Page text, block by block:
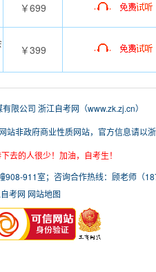
￥699
￥399
限公司 浙江自考网 （www.zk.zj.cn）
站非政府商业性质网站，官方信息请以
去的人很少！加油，自考生！
908-911室；咨询合作热线：顾老师（
考网 网站地图